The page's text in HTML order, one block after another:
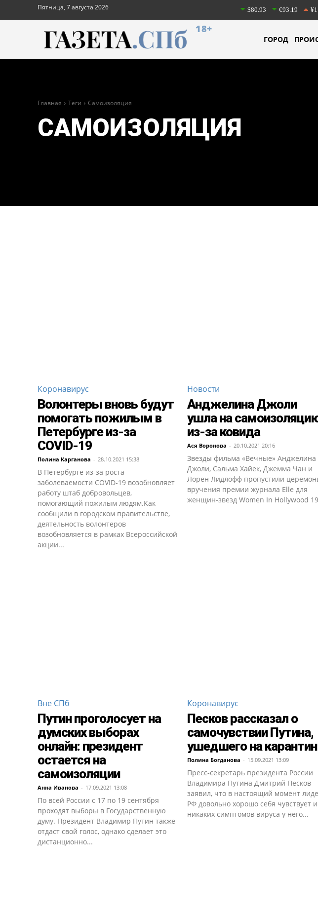
Пятница, 7 августа 2026 $80.93 €93.19
18+
ГОРОД
Главная Теги Самоизоляция
САМОИЗОЛЯЦИЯ
Коронавирус
Волонтеры вновь будут
помогать пожилым в
Петербурге из-за
COVID-19
Полина Карганова - 28.10.2021 15:38
В Петербурге из-за роста
заболеваемости COVID-19 возобновляет
работу штаб добровольцев,
помогающий пожилым людям.Как
сообщили в городском правительстве,
деятельность волонтеров
возобновляется в рамках Всероссийской
акции...
Новости
Анджелина Джоли
ушла на
из-за ковида
Ася Воронова - 20.10.2021 20:16
Звезды фильма «Вечные» Анджелина
Джоли, Сальма Хайек, Джемма Чан и
Лорен Лидлофф пропустили
вручения премии журнала Elle для
женщин-звезд Women In Hollywood
Вне СПб
Путин проголосует на
думских выборах
онлайн: президент
остается на
самоизоляции
Анна Иванова - 17.09.2021 13:08
По всей России с 17 по 19 сентября
проходят выборы в Государственную
думу. Президент Владимир Путин также
отдаст свой голос, однако сделает это
дистанционно...
Коронавирус
Песков рассказал о
самочувствии Путина,
ушедшего на карантин
Полина Богданова - 15.09.2021 13:09
Пресс-секретарь президента России
Владимира Путина Дмитрий Песков
заявил, что в настоящий момент
РФ довольно хорошо себя чувствует и
никаких симптомов вируса у него...